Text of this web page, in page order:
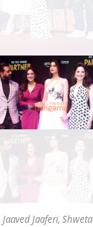
Jaaved Jaaferi, Shweta